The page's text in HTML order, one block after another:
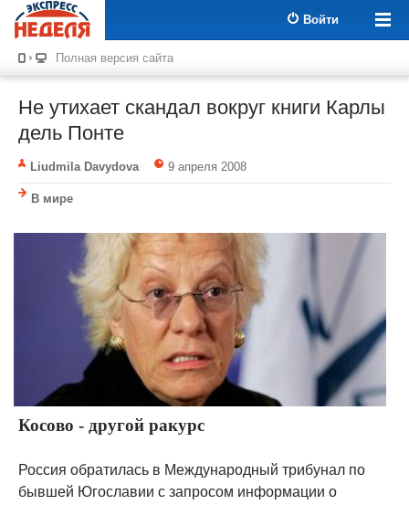
Войти
Полная версия сайта
Не утихает скандал вокруг книги Карлы
дель Понте
Liudmila Davydova 9 апреля 2008
В мире
Косово - другой ракурс
Россия обратилась в Международный трибунал по
бывшей Югославии с запросом информации о